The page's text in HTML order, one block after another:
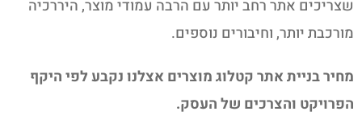
שצריכים אתר רחב יותר עם הרבה עמודי מוצר, היררכיה
מורכבת יותר, וחיבורים נוספים.
מחיר בניית אתר קטלוג מוצרים אצלנו נקבע לפי היקף
הפרויקט והצרכים של העסק.